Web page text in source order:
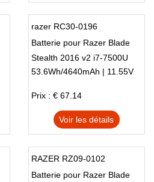
razer RC30-0196
Batterie pour Razer Blade
Stealth 2016 v2 i7-7500U
3ICP4/92/80
53.6Wh/4640mAh | 11.55V
Prix : € 67.14
Voir les détails
RAZER RZ09-0102
Batterie pour Razer Blade